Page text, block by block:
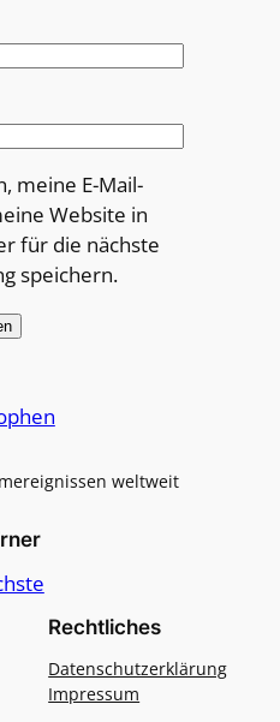
meine E-Mail-
Website in
für die nächste
speichern.
weltweit
Rechtliches
Datenschutzerklärung
Impressum